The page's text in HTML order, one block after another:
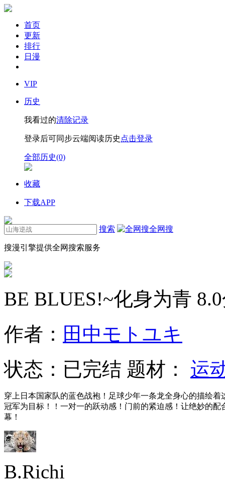
首页
更新
排行
日漫
VIP
历史
我看过的清除记录
登录后可同步云端阅读历史 点击登录
全部历史(0)
收藏
下载APP
搜索 全网搜
搜漫引擎提供全网搜索服务
BE BLUES!~化身为青
作者： 田中モトユキ
状态： 已完结 题材： 运
穿上日本国家队的蓝色战袍！足球少年一条龙全身心的描绘
冠军为目标！！一对一的跃动感！门前的紧迫感！让绝妙的
幕！
B.Richi